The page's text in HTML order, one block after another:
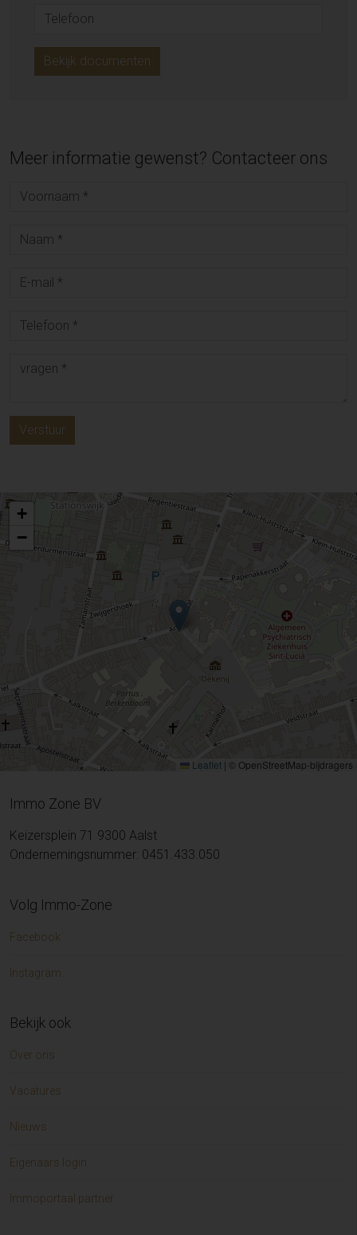
Bekijk documenten
Meer informatie gewenst? Contacteer ons
Verstuur
+
−
Leaflet | © OpenStreetMap-bijdragers
Immo Zone BV
Keizersplein 71 9300 Aalst
Ondernemingsnummer: 0451.433.050
Volg Immo-Zone
Facebook
Instagram
Bekijk ook
Over ons
Vacatures
Nieuws
Eigenaars login
Immoportaal partner